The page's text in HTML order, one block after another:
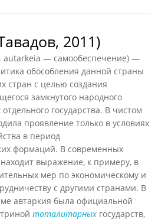
2011)
autarkeia — самообеспечение) —
обособления данной страны
стран с целью создания
замкнутого народного
государства. В чистом
проявление только в условиях
в период
формаций. В современных
выражение, к примеру, в
мер по экономическому и
с другими странами. В
автаркия была официальной
тоталитарных государств,